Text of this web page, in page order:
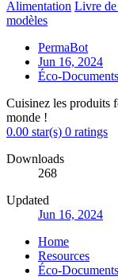
Alimentation Livre de
modèles
PermaBot
Jun 16, 2024
Éco-Documents
Cuisinez les produits
monde !
0.00 star(s) 0 ratings
Downloads
268
Updated
Jun 16, 2024
Home
Resources
Éco-Documents